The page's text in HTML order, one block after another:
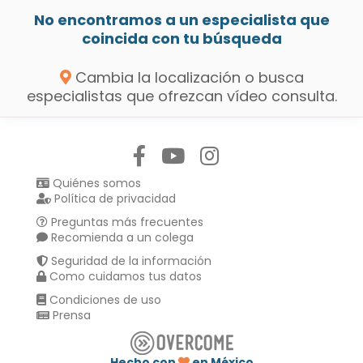
No encontramos a un especialista que
coincida con tu búsqueda
Cambia la localización o busca
especialistas que ofrezcan vídeo consulta.
Quiénes somos
Política de privacidad
Preguntas más frecuentes
Recomienda a un colega
Seguridad de la información
Como cuidamos tus datos
Condiciones de uso
Prensa